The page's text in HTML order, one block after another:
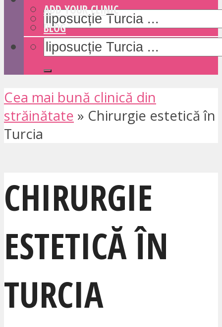
ADD YOUR CLINIC
BLOG
Cea mai bună clinică din
străinătate » Chirurgie estetică în
Turcia
CHIRURGIE
ESTETICĂ ÎN
TURCIA